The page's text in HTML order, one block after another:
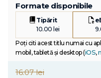
Formate disponibile
Tipărit
10.00 lei
Poți citi acest titlu numai cu
mobil, tabletă și desktop (iOS,
16.07 lei